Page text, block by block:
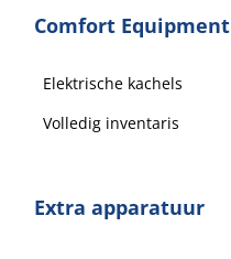
Comfort Equipment
Elektrische kachels
Volledig inventaris
Extra apparatuur